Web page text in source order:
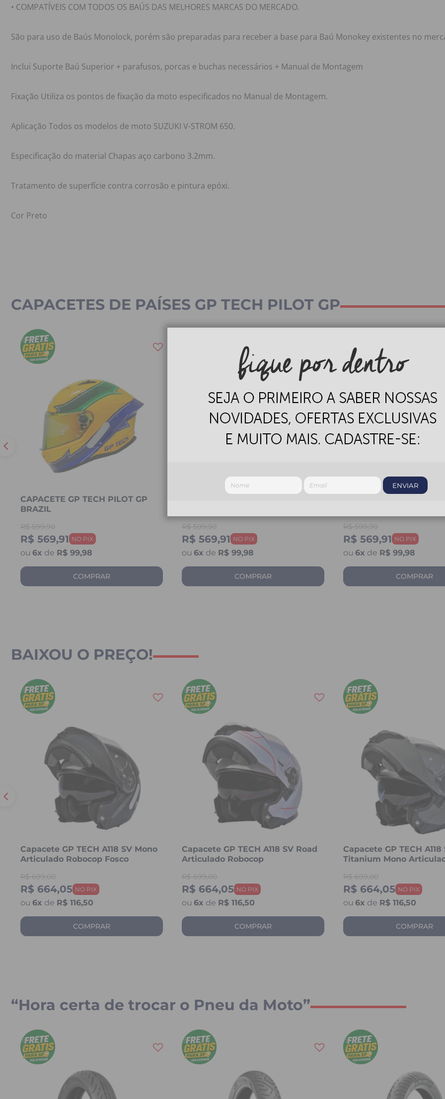
• COMPATÍVEIS COM TODOS OS BAÚS DAS MELHORES MARCAS DO MERCADO.
São para uso de Baús Monolock, porém são preparadas para receber a base para Baú Monokey existentes no
Inclui Suporte Baú Superior + parafusos, porcas e buchas necessários + Manual de Montagem
Fixação Utiliza os pontos de fixação da moto especificados no Manual de Montagem.
Aplicação Todos os modelos de moto SUZUKI V-STROM 650.
Especificação do material Chapas aço carbono 3.2mm.
Tratamento de superfície contra corrosão e pintura epóxi.
Cor Preto
CAPACETES DE PAÍSES GP TECH PILOT GP
CAPACETE GP TECH PILOT GP
BRAZIL
R$ 599,90
R$ 569,91
6x de R$ 99,98
COMPRAR
R$ 599,90
R$ 569,91
6x de R$ 99,98
COMPRAR
R$ 599,90
R$ 569,91
6x de R$ 99,98
COMPRAR
BAIXOU O PREÇO!
Capacete GP TECH A118 SV Mono
Articulado Robocop Fosco
R$ 699,00
R$ 664,05
6x de R$ 116,50
COMPRAR
Capacete GP TECH A118 SV Road
Articulado Robocop
R$ 699,00
R$ 664,05
6x de R$ 116,50
COMPRAR
Capacete GP TECH A118
Titanium Mono
R$ 699,00
R$ 664,05
6x de R$ 116,50
COMPRAR
“Hora certa de trocar o Pneu da Moto”
ENVIAR